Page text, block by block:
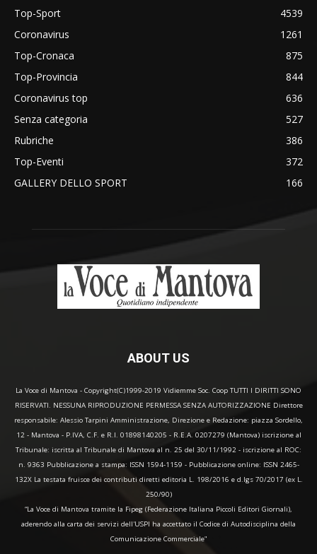
Top-Sport
4539
Coronavirus
1261
Top-Cronaca
875
Top-Provincia
844
Coronavirus top
636
Senza categoria
527
Rubriche
386
Top-Eventi
372
GALLERY DELLO SPORT
166
ABOUT US
La Voce di Mantova - Copyright(C)1999-2019 Vidiemme Soc. Coop TUTTI I DIRITTI SONO
RISERVATI. NESSUNA RIPRODUZIONE PERMESSA SENZA AUTORIZZAZIONE Direttore
responsabile: Alessio Tarpini Amministrazione, Direzione e Redazione: piazza Sordello,
12 - Mantova - P.IVA, C.F. e R.I. 01898140205 - R.E.A. 0207279 (Mantova) iscrizione al
Tribunale: iscritta al Tribunale di Mantova al n. 25 del 30/11/1992 - iscrizione al ROC:
n. 9363 Pubblicazione a stampa: ISSN 1594-1159 - Pubblicazione online: ISSN 2465-
132X La testata fruisce dei contributi diretti editoria L. 198/2016 e d.lgs 70/2017 (ex L.
250/90)
“La Voce di Mantova tramite la Fipeg (Federazione Italiana Piccoli Editori Giornali),
aderendo alla carta dei servizi dell'USPI ha accettato il Codice di Autodisciplina della
Comunicazione Commerciale"